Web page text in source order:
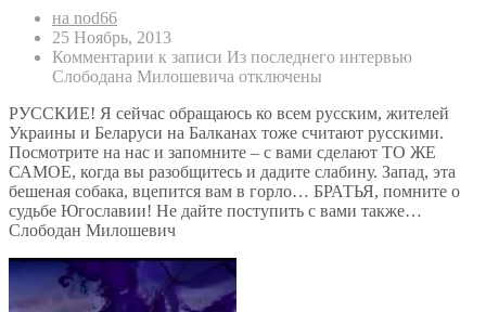
на nod66
25 Ноябрь, 2013
Комментарии к записи Из последнего интервью
Слободана Милошевича отключены
РУССКИЕ! Я сейчас обращаюсь ко всем русским, жителей
Украины и Беларуси на Балканах тоже считают русскими.
Посмотрите на нас и запомните – с вами сделают ТО ЖЕ
САМОЕ, когда вы разобщитесь и дадите слабину. Запад, эта
бешеная собака, вцепится вам в горло… БРАТЬЯ, помните о
судьбе Югославии! Не дайте поступить с вами также…
Слободан Милошевич